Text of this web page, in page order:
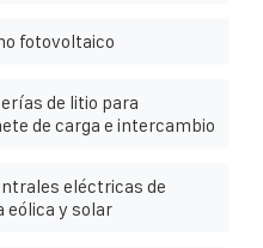
fotovoltaico
de litio para
de carga e intercambio
eléctricas de
eólica y solar